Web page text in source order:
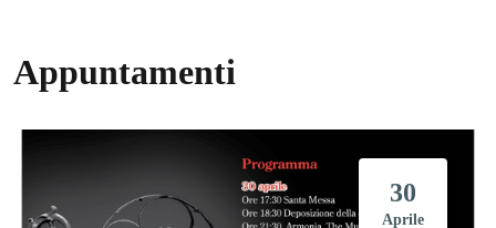
Appuntamenti
30
Aprile